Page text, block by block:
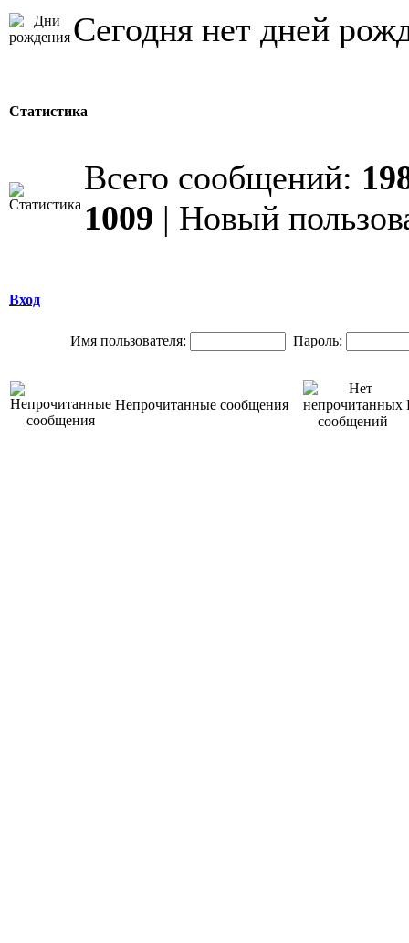
Сегодня нет дней
Статистика
Всего сообщений:
1009 | Новый
Вход
Имя пользователя: Пароль:
Непрочитанные сообщения